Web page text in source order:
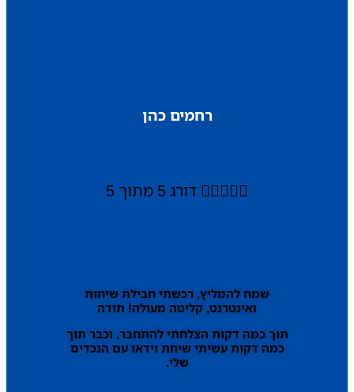
רחמים כהן
 דורג 5 מתוך 5
שמח להמליץ, רכשתי חבילת שיחות
ואינטרנט, קליטה מעולה! תודה
תוך כמה דקות הצלחתי להתחבר, וכבר תוך
כמה דקות עשיתי שיחת וידאו עם הנכדים
שלי.